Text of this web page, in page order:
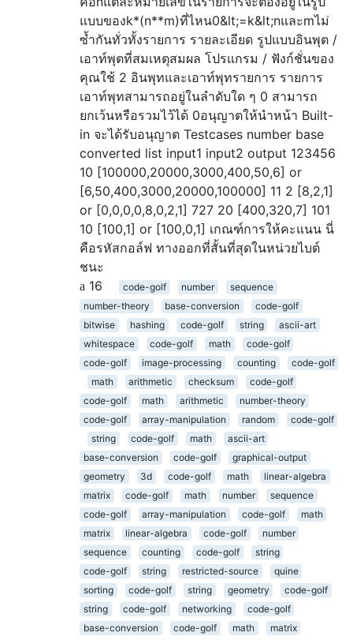
แบบของk*(n**m)ที่ไหน0&lt;=k&lt;nและmไม่
ซ้ำกันทั่วทั้งรายการ รายละเอียด รูปแบบอินพุต /
เอาท์พุตที่สมเหตุสมผล โปรแกรม / ฟังก์ชั่นของ
คุณใช้ 2 อินพุทและเอาท์พุทรายการ รายการ
เอาท์พุทสามารถอยู่ในลำดับใด ๆ 0 สามารถ
ยกเว้นหรือรวมไว้ได้ 0อนุญาตให้นำหน้า Built-
in จะได้รับอนุญาต Testcases number base
converted list input1 input2 output 123456
10 [100000,20000,3000,400,50,6] or
[6,50,400,3000,20000,100000] 11 2 [8,2,1]
or [0,0,0,0,8,0,2,1] 727 20 [400,320,7] 101
10 [100,1] or [100,0,1] เกณฑ์การให้คะแนน นี่
คือรหัสกอล์ฟ ทางออกที่สั้นที่สุดในหน่วยไบต์
ชนะ
16
code-golf number
sequence
number-theory
base-conversion
code-golf
bitwise
hashing code-golf string
ascii-art
whitespace
code-golf math
code-golf
code-golf
image-processing counting
code-golf
math
arithmetic checksum
code-golf
code-golf
math arithmetic
number-theory
code-golf
array-manipulation random
code-golf
string
code-golf math
ascii-art
base-conversion
code-golf
graphical-output
geometry
3d code-golf math
linear-algebra
matrix
code-golf math number
sequence
code-golf
array-manipulation code-golf
math
matrix
linear-algebra code-golf
number
sequence
counting code-golf
string
code-golf
string restricted-source
quine
sorting
code-golf string geometry
code-golf
string
code-golf networking
code-golf
base-conversion
code-golf math
matrix